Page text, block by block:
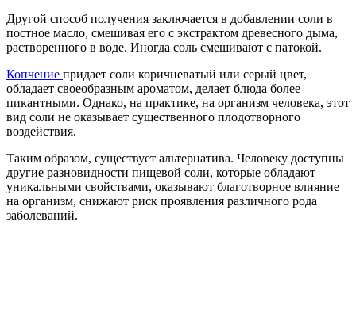
Другой способ получения заключается в добавлении соли в
постное масло, смешивая его с экстрактом древесного дыма,
растворенного в воде. Иногда соль смешивают с патокой.
Копчение придает соли коричневатый или серый цвет,
обладает своеобразным ароматом, делает блюда более
пикантными. Однако, на практике, на организм человека, этот
вид соли не оказывает существенного плодотворного
воздействия.
Таким образом, существует альтернатива. Человеку доступны
другие разновидности пищевой соли, которые обладают
уникальными свойствами, оказывают благотворное влияние
на организм, снижают риск проявления различного рода
заболеваний.